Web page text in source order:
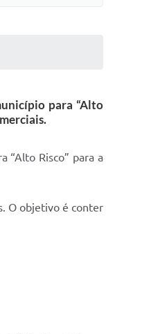
para “Alto
“Alto Risco” para a
O objetivo é conter